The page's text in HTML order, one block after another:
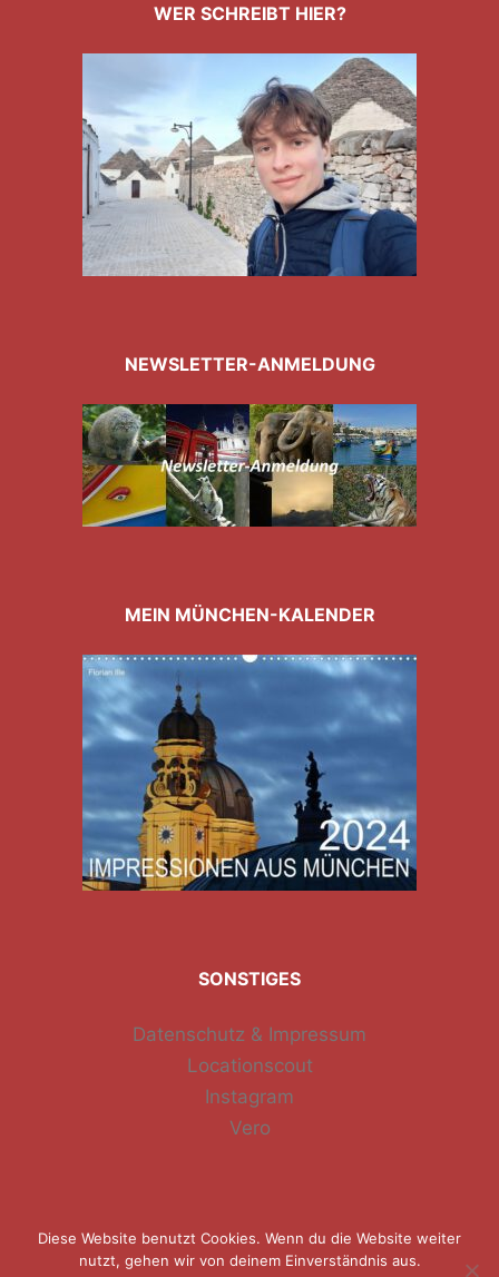
WER SCHREIBT HIER?
NEWSLETTER-ANMELDUNG
MEIN MÜNCHEN-KALENDER
SONSTIGES
Datenschutz & Impressum
Locationscout
Instagram
Vero
Diese Website benutzt Cookies. Wenn du die Website weiter
nutzt, gehen wir von deinem Einverständnis aus.